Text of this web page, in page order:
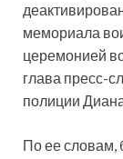
мемориала
церемонией
глава пресс-
полиции
По ее словам,